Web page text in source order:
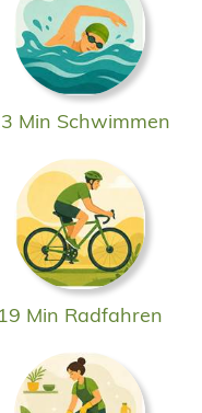
Min Schwimmen
19 Min Radfahren